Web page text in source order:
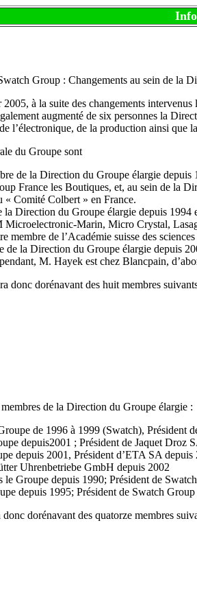
Group : Changements au sein de la
à la suite des changements
augmenté de six personnes la
l’électronique, de la production ainsi que
du Groupe sont
de la Direction du Groupe élargie
France les Boutiques, et, au sein de la
Comité Colbert » en France.
Direction du Groupe élargie depuis 1994
Marin, Micro Crystal,
membre de l’Académie suisse des
la Direction du Groupe élargie depuis
M. Hayek est chez Blancpain,
donc dorénavant des huit membres
de la Direction du Groupe élargie :
de 1996 à 1999 (Swatch), Président
depuis2001 ; Président de Jaquet Droz
depuis 2001, Président d’ETA SA depuis
Uhrenbetriebe GmbH depuis 2002
Groupe depuis 1990; Président de
depuis 1995; Président de Swatch
dorénavant des quatorze membres